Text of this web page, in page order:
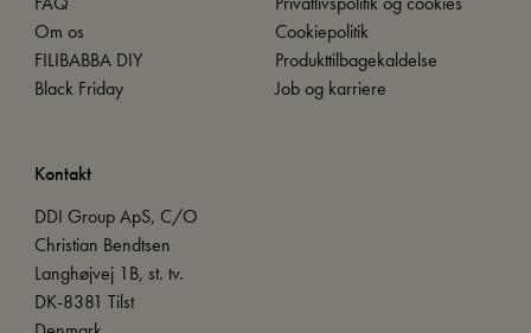
Om os
FILIBABBA DIY
Black Friday
Cookiepolitik
Produkttilbagekaldelse
Job og karriere
Kontakt
DDI Group ApS, C/O
Christian Bendtsen
Langhøjvej 1B, st. tv.
DK-8381 Tilst